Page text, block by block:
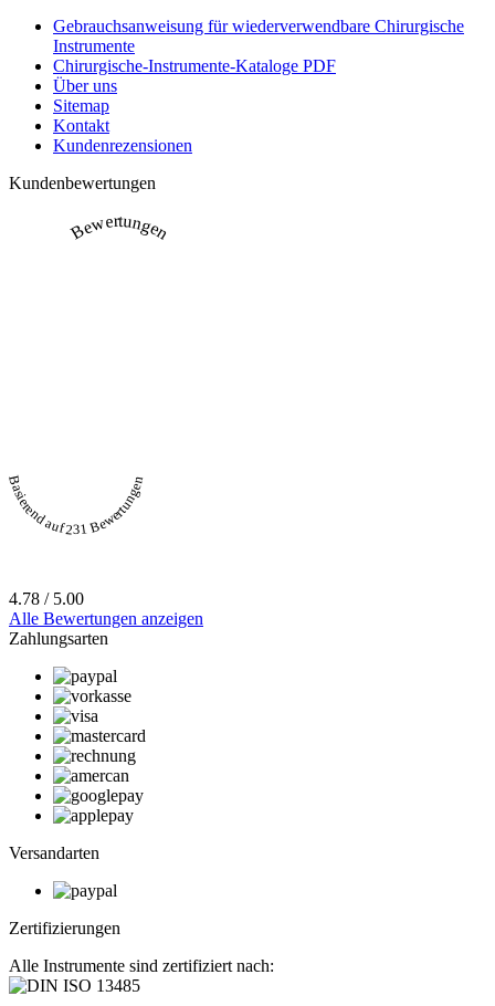
Gebrauchsanweisung für wiederverwendbare Chirurgische
Instrumente
Chirurgische-Instrumente-Kataloge PDF
Über uns
Sitemap
Kontakt
Kundenrezensionen
Kundenbewertungen
Bewertungen
Basierend auf 231 Bewertungen
4.78 / 5.00
Alle Bewertungen anzeigen
Zahlungsarten
Versandarten
Zertifizierungen
Alle Instrumente sind zertifiziert nach: